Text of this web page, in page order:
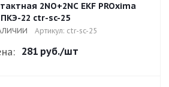
2NO+2NC EKF PROxima
ПКЭ-22 ctr-sc-25
Артикул: ctr-sc-25
281 руб./шт